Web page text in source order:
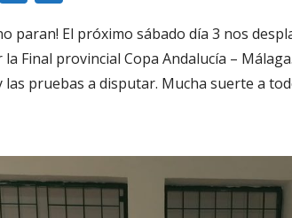
f
er
m
p
r
paran! El próximo sábado día 3 nos
Final provincial Copa Andalucía –
las pruebas a disputar. Mucha suerte a